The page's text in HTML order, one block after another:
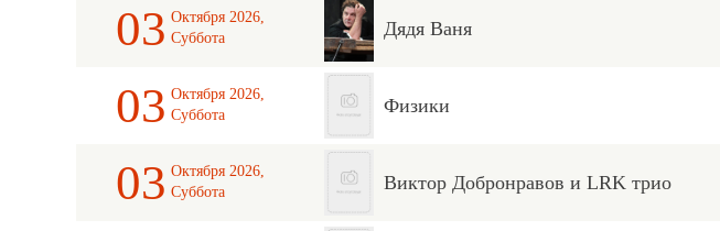
03 Октября 2026,
Суббота
Дядя Ваня
03 Октября 2026,
Суббота
Физики
03 Октября 2026,
Суббота
Виктор Добронравов и LRK трио